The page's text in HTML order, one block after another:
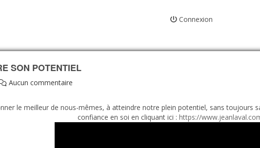
Connexion
SON POTENTIEL
Aucun commentaire
le meilleur de nous-mêmes, à atteindre notre plein potentiel, sans toujours
confiance en soi en cliquant ici : https://